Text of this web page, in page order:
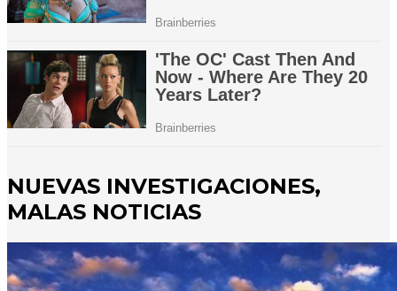
NUEVAS INVESTIGACIONES,
MALAS NOTICIAS